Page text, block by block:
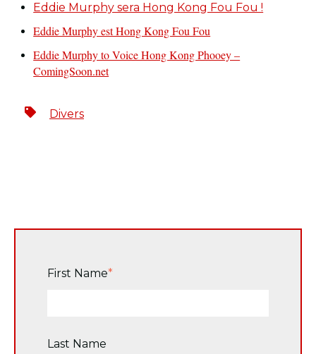
Eddie Murphy sera Hong Kong Fou Fou !
Eddie Murphy est Hong Kong Fou Fou
Eddie Murphy to Voice Hong Kong Phooey –
ComingSoon.net
Divers
First Name*
Last Name